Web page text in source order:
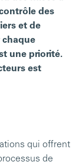
des
et de
chaque
une priorité.
est
qui offrent
de